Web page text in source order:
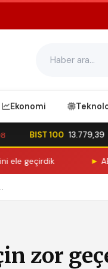
Ekonomi
BIST 100 13.779,39 ↓
zor